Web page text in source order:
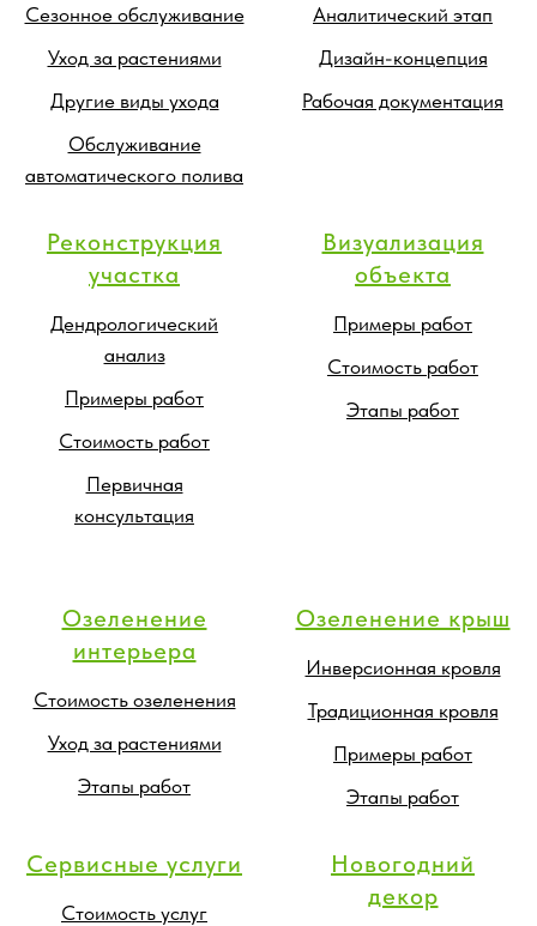
Сезонное обслуживание
Уход за растениями
Другие виды ухода
Обслуживание
автоматического полива
Аналитический этап
Дизайн-концепция
Рабочая документация
Реконструкция
участка
Дендрологический
анализ
Примеры работ
Стоимость работ
Первичная
консультация
Визуализация
объекта
Примеры работ
Стоимость работ
Этапы работ
Озеленение
интерьера
Стоимость озеленения
Уход за растениями
Этапы работ
Озеленение крыш
Инверсионная кровля
Традиционная кровля
Примеры работ
Этапы работ
Сервисные услуги
Стоимость услуг
Новогодний
декор